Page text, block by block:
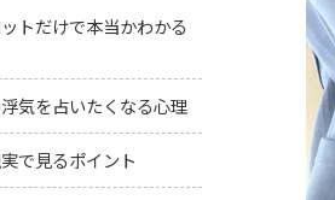
トだけで本当かわかる
気を占いたくなる心理
で見るポイント